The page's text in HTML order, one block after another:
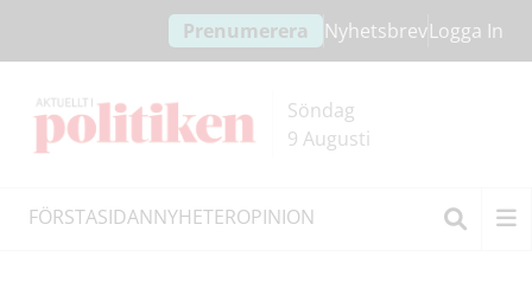
innehållet
headern
Prenumerera NyhetsbrevLogga In
Söndag
9 Augusti
FÖRSTASIDANNYHETEROPINION